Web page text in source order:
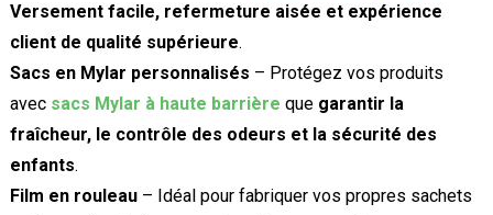
Versement facile, refermeture aisée et expérience
client de qualité supérieure.
Sacs en Mylar personnalisés – Protégez vos produits
avec sacs Mylar à haute barrière que garantir la
fraîcheur, le contrôle des odeurs et la sécurité des
enfants.
Film en rouleau– Idéal pour fabriquer vos propres sachets